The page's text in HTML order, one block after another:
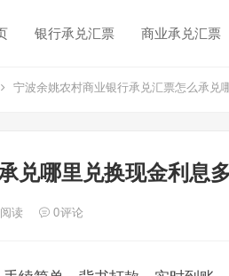
银行承兑汇票 商业承兑汇票
宁波余姚农村商业银行承兑汇票怎么承兑
兑哪里兑换现金利息
阅读 0评论